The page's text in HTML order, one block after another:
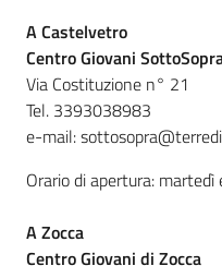
A Castelvetro
Centro Giovani
Via Costituzione n° 21
Tel. 3393038983
e-mail:
Orario di apertura:
A Zocca
Centro Giovani di Zocca